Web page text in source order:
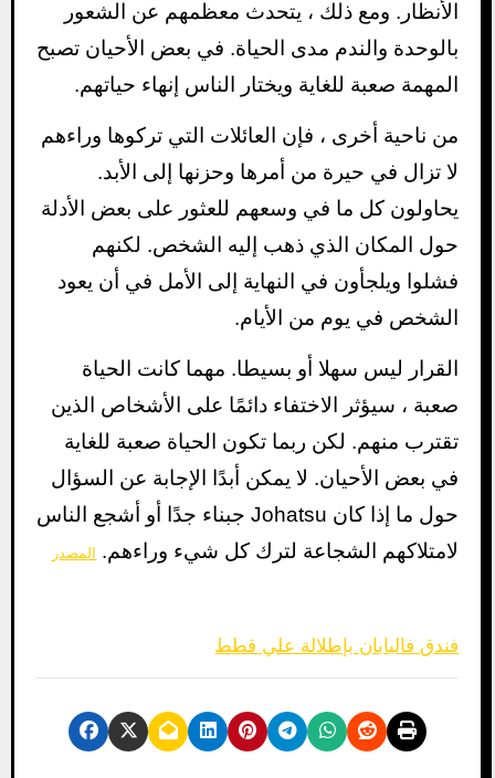
الأنظار. ومع ذلك ، يتحدث معظمهم عن الشعور
بالوحدة والندم مدى الحياة. في بعض الأحيان تصبح
المهمة صعبة للغاية ويختار الناس إنهاء حياتهم.
من ناحية أخرى ، فإن العائلات التي تركوها وراءهم
لا تزال في حيرة من أمرها وحزنها إلى الأبد.
يحاولون كل ما في وسعهم للعثور على بعض الأدلة
حول المكان الذي ذهب إليه الشخص. لكنهم
فشلوا ويلجأون في النهاية إلى الأمل في أن يعود
الشخص في يوم من الأيام.
القرار ليس سهلا أو بسيطا. مهما كانت الحياة
صعبة ، سيؤثر الاختفاء دائمًا على الأشخاص الذين
تقترب منهم. لكن ربما تكون الحياة صعبة للغاية
في بعض الأحيان. لا يمكن أبدًا الإجابة عن السؤال
حول ما إذا كان Johatsu جبناء جدًا أو أشجع الناس
لامتلاكهم الشجاعة لترك كل شيء وراءهم. المصدر
فندق فاليابان بإطلالة علي قطط